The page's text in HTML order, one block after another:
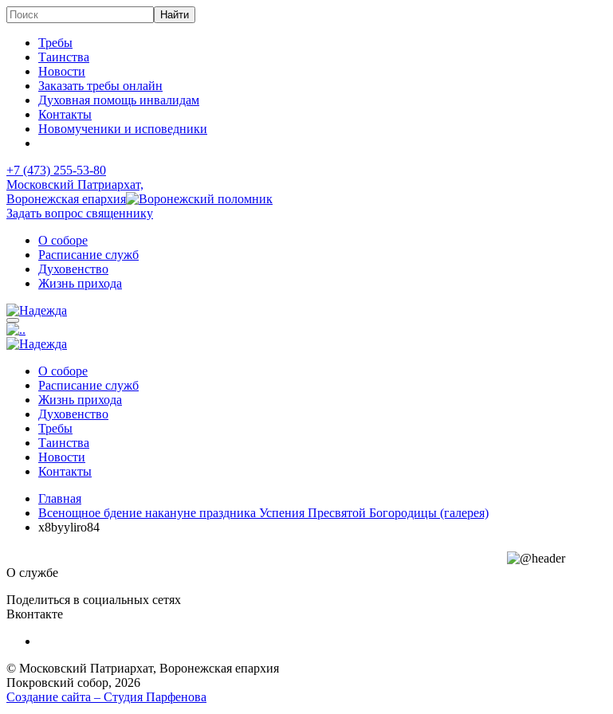
Требы
Таинства
Новости
Заказать требы онлайн
Духовная помощь инвалидам
Контакты
Новомученики и исповедники
+7 (473) 255-53-80
Московский Патриархат,
Воронежская епархия
Задать вопрос священнику
О соборе
Расписание служб
Духовенство
Жизнь прихода
О соборе
Расписание служб
Жизнь прихода
Духовенство
Требы
Таинства
Новости
Контакты
Главная
Всенощное бдение накануне праздника Успения Пресвятой Богородицы (галерея)
x8byyliro84
О службе
Поделиться в социальных сетях
Вконтакте
© Московский Патриархат, Воронежcкая епархия
Покровский собор, 2026
Создание сайта – Cтудия Парфенова